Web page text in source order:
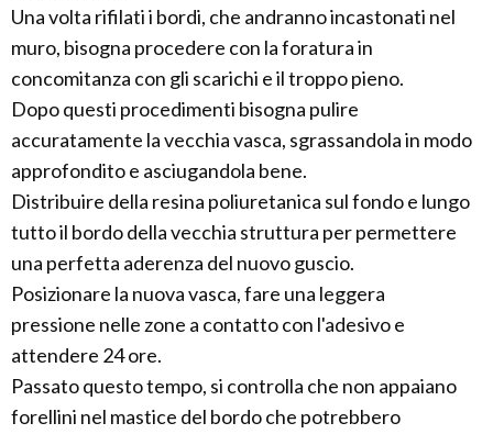
Una volta rifilati i bordi, che andranno incastonati nel
muro, bisogna procedere con la foratura in
concomitanza con gli scarichi e il troppo pieno.
Dopo questi procedimenti bisogna pulire
accuratamente la vecchia vasca, sgrassandola in modo
approfondito e asciugandola bene.
Distribuire della resina poliuretanica sul fondo e lungo
tutto il bordo della vecchia struttura per permettere
una perfetta aderenza del nuovo guscio.
Posizionare la nuova vasca, fare una leggera
pressione nelle zone a contatto con l'adesivo e
attendere 24 ore.
Passato questo tempo, si controlla che non appaiano
forellini nel mastice del bordo che potrebbero